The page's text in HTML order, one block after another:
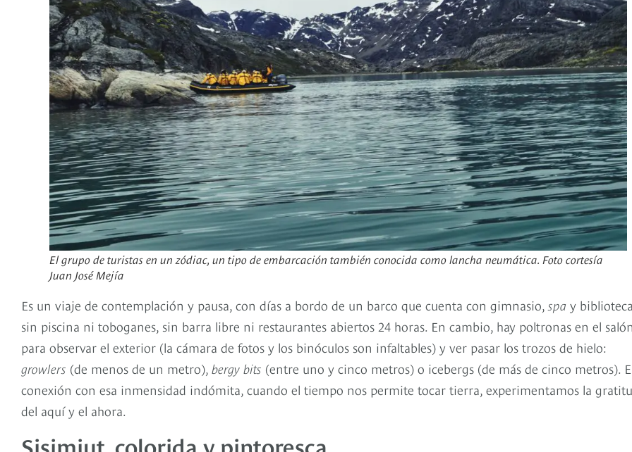
El grupo de turistas en un zódiac, un tipo de embarcación también conocida como lancha neumática. Foto cortesía
Juan José Mejía
Es un viaje de contemplación y pausa, con días a bordo de un barco que cuenta con gimnasio, spa y biblioteca,
sin piscina ni toboganes, sin barra libre ni restaurantes abiertos 24 horas. En cambio, hay poltronas en el salón
para observar el exterior (la cámara de fotos y los binóculos son infaltables) y ver pasar los trozos de hielo:
growlers (de menos de un metro), bergy bits (entre uno y cinco metros) o icebergs (de más de cinco metros).
conexión con esa inmensidad indómita, cuando el tiempo nos permite tocar tierra, experimentamos la
del aquí y el ahora.
Sisimiut, colorida y pintoresca